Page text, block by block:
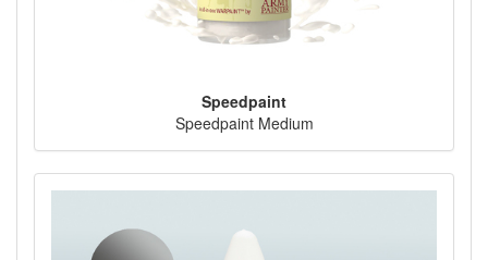
Speedpaint
Speedpaint Medium